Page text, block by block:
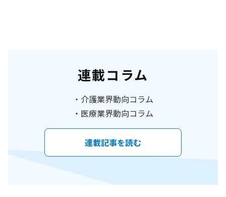
連載コラム
介護業界動向コラム
医療業界動向コラム
連載記事を読む